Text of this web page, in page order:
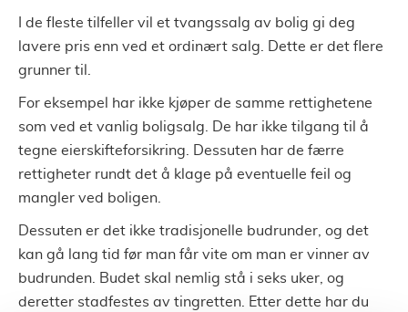
I de fleste tilfeller vil et tvangssalg av bolig gi deg
lavere pris enn ved et ordinært salg. Dette er det flere
grunner til.
For eksempel har ikke kjøper de samme rettighetene
som ved et vanlig boligsalg. De har ikke tilgang til å
tegne eierskifteforsikring. Dessuten har de færre
rettigheter rundt det å klage på eventuelle feil og
mangler ved boligen.
Dessuten er det ikke tradisjonelle budrunder, og det
kan gå lang tid før man får vite om man er vinner av
budrunden. Budet skal nemlig stå i seks uker, og
deretter stadfestes av tingretten. Etter dette har du